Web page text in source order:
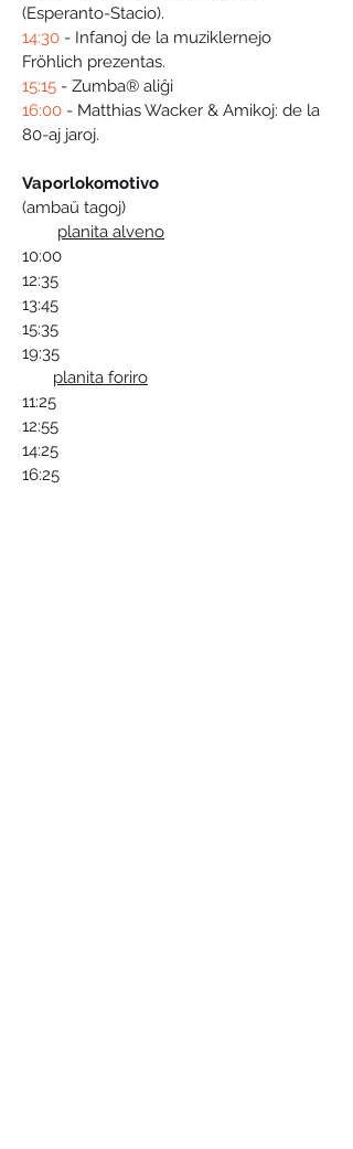
(Esperanto-Stacio).
14:30 - Infanoj de la muziklernejo
Fröhlich prezentas.
15:15 - Zumba® aliĝi
16:00 - Matthias Wacker & Amikoj: de la
80-aj jaroj.
Vaporlokomotivo
(ambaŭ tagoj)
planita alveno
10:00
12:35
13:45
15:35
19:35
planita foriro
11:25
12:55
14:25
16:25